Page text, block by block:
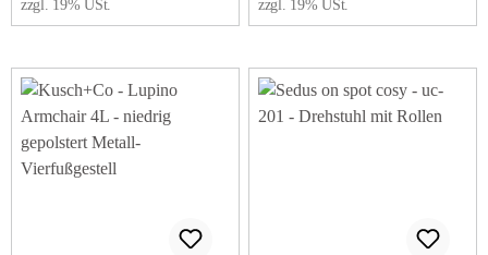
zzgl. 19% USt.
zzgl. 19% USt.